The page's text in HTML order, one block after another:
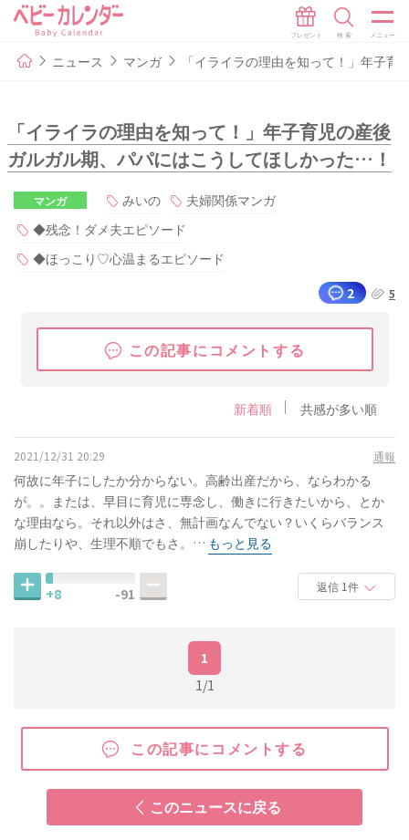
ニュース マンガ 「イライラの理由を知って！」年子
「イライラの理由を知って！」年子育児の産後
ガルガル期、パパにはこうしてほしかった…！
マンガ みいの
夫婦関係マンガ
◆残念！ダメ夫エピソード
◆ほっこり♡心温まるエピソード
2
5
この記事にコメントする
新着順 共感が多い順
2021/12/31 20:29 通報
何故に年子にしたか分からない。高齢出産だから、ならわかる
が。。または、早目に育児に専念し、働きに行きたいから、とか
な理由なら。それ以外はさ、無計画なんでない？いくらバランス
崩したりや、生理不順でもさ。… もっと見る
+8 -91 返信 1件
1
1/1
この記事にコメントする
このニュースに戻る